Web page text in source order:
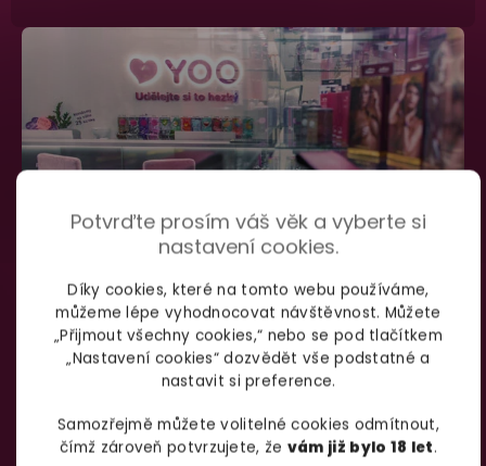
Potvrďte prosím váš věk a vyberte si
nastavení cookies.
Díky cookies, které na tomto webu používáme,
můžeme lépe vyhodnocovat návštěvnost. Můžete
„Přijmout všechny cookies,“ nebo se pod tlačítkem
„Nastavení cookies“ dozvědět vše podstatné a
nastavit si preference.
Samozřejmě můžete volitelné cookies odmítnout,
čímž zároveň potvrzujete, že vám již bylo 18 let.
SHOWROOM BRNO
Špitálka 23a Brno, 602 00
Otevírací doba:
Pondělí – pátek: